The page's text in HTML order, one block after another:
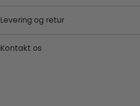
Levering og retur
Kontakt os